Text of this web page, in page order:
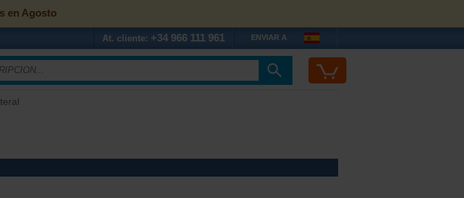
en Agosto
At. cliente: +34 966 111 961 ENVIAR A